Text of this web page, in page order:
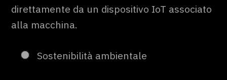
direttamente da un dispositivo IoT associato
alla macchina.
Sostenibilità ambientale